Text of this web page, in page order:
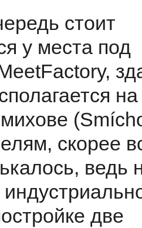
стоит
у места под
на
скорее
ведь
две